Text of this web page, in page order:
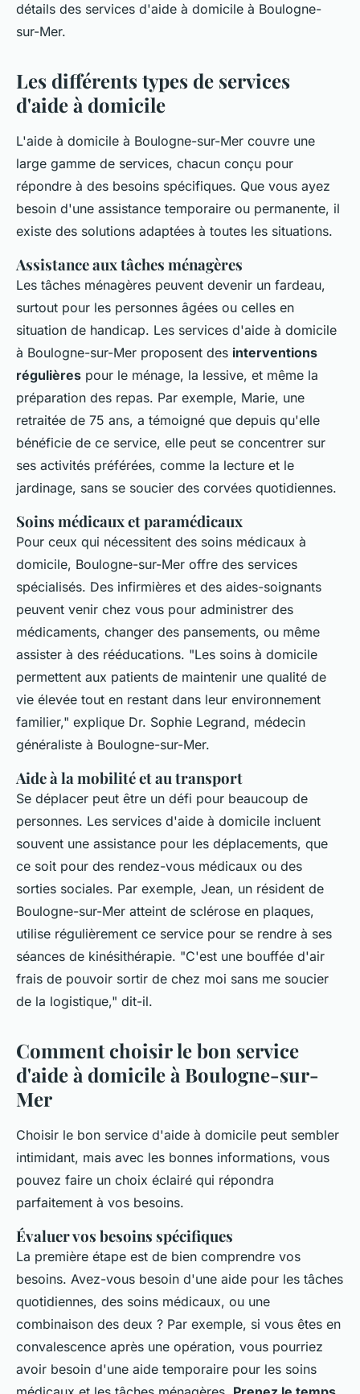
détails des services d'aide à domicile à Boulogne-
sur-Mer.
Les différents types de services
d'aide à domicile
L'aide à domicile à Boulogne-sur-Mer couvre une
large gamme de services, chacun conçu pour
répondre à des besoins spécifiques. Que vous ayez
besoin d'une assistance temporaire ou permanente, il
existe des solutions adaptées à toutes les situations.
Assistance aux tâches ménagères
Les tâches ménagères peuvent devenir un fardeau,
surtout pour les personnes âgées ou celles en
situation de handicap. Les services d'aide à domicile
à Boulogne-sur-Mer proposent des interventions
régulières pour le ménage, la lessive, et même la
préparation des repas. Par exemple, Marie, une
retraitée de 75 ans, a témoigné que depuis qu'elle
bénéficie de ce service, elle peut se concentrer sur
ses activités préférées, comme la lecture et le
jardinage, sans se soucier des corvées quotidiennes.
Soins médicaux et paramédicaux
Pour ceux qui nécessitent des soins médicaux à
domicile, Boulogne-sur-Mer offre des services
spécialisés. Des infirmières et des aides-soignants
peuvent venir chez vous pour administrer des
médicaments, changer des pansements, ou même
assister à des rééducations. "Les soins à domicile
permettent aux patients de maintenir une qualité de
vie élevée tout en restant dans leur environnement
familier," explique Dr. Sophie Legrand, médecin
généraliste à Boulogne-sur-Mer.
Aide à la mobilité et au transport
Se déplacer peut être un défi pour beaucoup de
personnes. Les services d'aide à domicile incluent
souvent une assistance pour les déplacements, que
ce soit pour des rendez-vous médicaux ou des
sorties sociales. Par exemple, Jean, un résident de
Boulogne-sur-Mer atteint de sclérose en plaques,
utilise régulièrement ce service pour se rendre à ses
séances de kinésithérapie. "C'est une bouffée d'air
frais de pouvoir sortir de chez moi sans me soucier
de la logistique," dit-il.
Comment choisir le bon service
d'aide à domicile à Boulogne-sur-
Mer
Choisir le bon service d'aide à domicile peut sembler
intimidant, mais avec les bonnes informations, vous
pouvez faire un choix éclairé qui répondra
parfaitement à vos besoins.
Évaluer vos besoins spécifiques
La première étape est de bien comprendre vos
besoins. Avez-vous besoin d'une aide pour les tâches
quotidiennes, des soins médicaux, ou une
combinaison des deux ? Par exemple, si vous êtes en
convalescence après une opération, vous pourriez
avoir besoin d'une aide temporaire pour les soins